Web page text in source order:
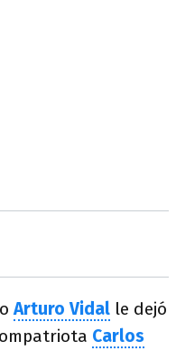
Arturo Vidal le dejó
Carlos